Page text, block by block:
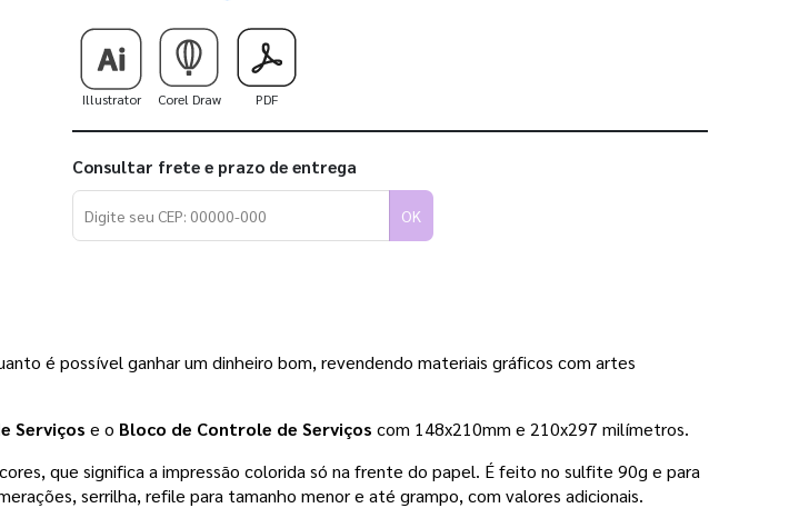
Illustrator Corel Draw PDF
Consultar frete e prazo de entrega
OK
é possível ganhar um dinheiro bom, revendendo materiais gráficos com artes
Serviços e o Bloco de Controle de Serviços com 148x210mm e 210x297 milímetros.
que significa a impressão colorida só na frente do papel. É feito no sulfite 90g e para
serrilha, refile para tamanho menor e até grampo, com valores adicionais.